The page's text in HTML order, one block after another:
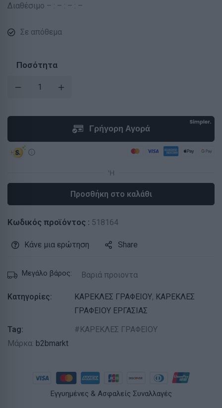
Διαθέσιμο – : – : – : –
Σε απόθεμα
Ποσότητα
Προσθήκη στο καλάθι
Κωδικός προϊόντος : 518164
Κάνε μια ερώτηση Share
Μεγάλο βάρος: Βαριά προιοντα
Κατηγορίες: ΚΑΡΕΚΛΕΣ ΓΡΑΦΕΙΟΥ, ΚΑΡΕΚΛΕΣ
ΓΡΑΦΕΙΟΥ ΕΡΓΑΣΙΑΣ
Tag:
ΚΑΡΕΚΛΕΣ ΓΡΑΦΕΙΟΥ
Μάρκα: b2bmarkt
Εγγυημένες & Ασφαλείς Συναλλαγές